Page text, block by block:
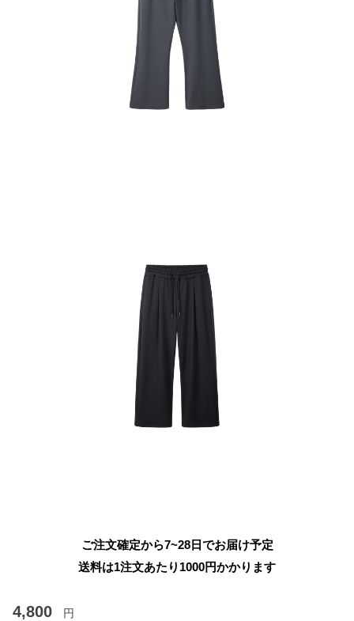
ご注文確定から7~28日でお届け予定
送料は1注文あたり 1000円かかります
4,800 円